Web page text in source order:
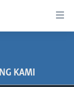
KAMI